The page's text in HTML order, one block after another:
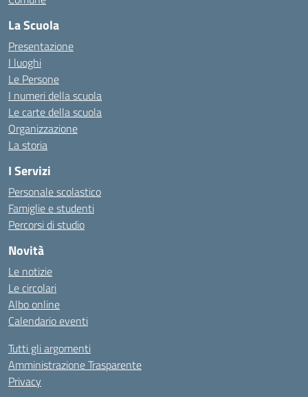
La Scuola
Presentazione
I luoghi
Le Persone
I numeri della scuola
Le carte della scuola
Organizzazione
La storia
I Servizi
Personale scolastico
Famiglie e studenti
Percorsi di studio
Novità
Le notizie
Le circolari
Albo online
Calendario eventi
Tutti gli argomenti
Amministrazione Trasparente
Privacy